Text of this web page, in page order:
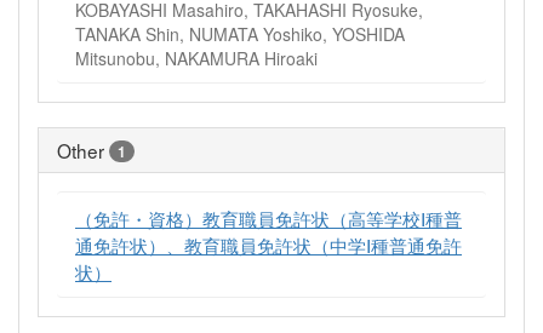
KOBAYASHI Masahiro, TAKAHASHI Ryosuke,
TANAKA Shin, NUMATA Yoshiko, YOSHIDA
Mitsunobu, NAKAMURA Hiroaki
Other 1
（免許・資格）教育職員免許状（高等学校Ⅰ種普
通免許状）、教育職員免許状（中学Ⅰ種普通免許
状）